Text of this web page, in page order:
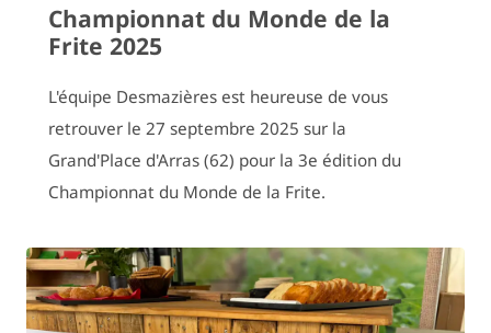
Championnat du Monde de la
Frite 2025
L'équipe Desmazières est heureuse de vous
retrouver le 27 septembre 2025 sur la
Grand'Place d'Arras (62) pour la 3e édition du
Championnat du Monde de la Frite.